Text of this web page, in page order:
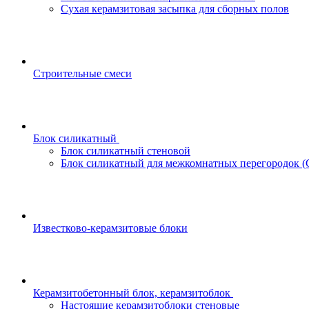
Сухая керамзитовая засыпка для сборных полов
Строительные смеси
Блок силикатный
Блок силикатный стеновой
Блок силикатный для межкомнатных перегородок
Известково-керамзитовые блоки
Керамзитобетонный блок, керамзитоблок
Настоящие керамзитоблоки стеновые